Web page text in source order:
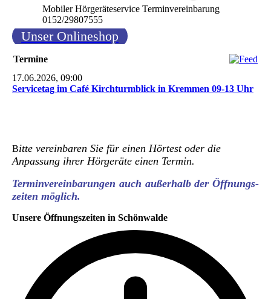
Mobiler Hörgeräteservice Terminvereinbarung
0152/29807555
Unser Onlineshop
Termine
17.06.2026, 09:00
Servicetag im Café Kirchturmblick in Kremmen 09-13 Uhr
Bitte vereinbaren Sie für einen Hörtest oder die
Anpassung ihrer Hörgeräte einen Termin.
Terminvereinbarungen auch außerhalb der Öffnungs-
zeiten möglich.
Unsere Öffnungszeiten in Schönwalde